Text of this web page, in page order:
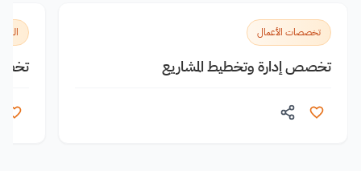
تخصصات الأعمال
تخصص إدارة وتخطيط المشاريع